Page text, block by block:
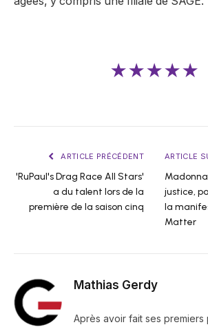
★★★★★
ARTICLE PRÉCÉDENT
'RuPaul's Drag Race All Stars'
a du talent lors de la
première de la saison cinq
ARTICLE
justice,
la
Matter
Mathias Gerdy
Après avoir fait ses premiers